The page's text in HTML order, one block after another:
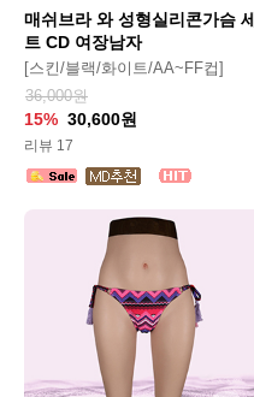
매쉬브라 와 성형실리콘가슴 세
트 CD 여장남자
[스킨/블랙/화이트/AA~FF컵]
36,000원
15% 30,600원
리뷰 17